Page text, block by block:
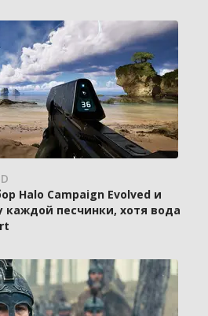
Halo Campaign Evolved и
каждой песчинки, хотя вода